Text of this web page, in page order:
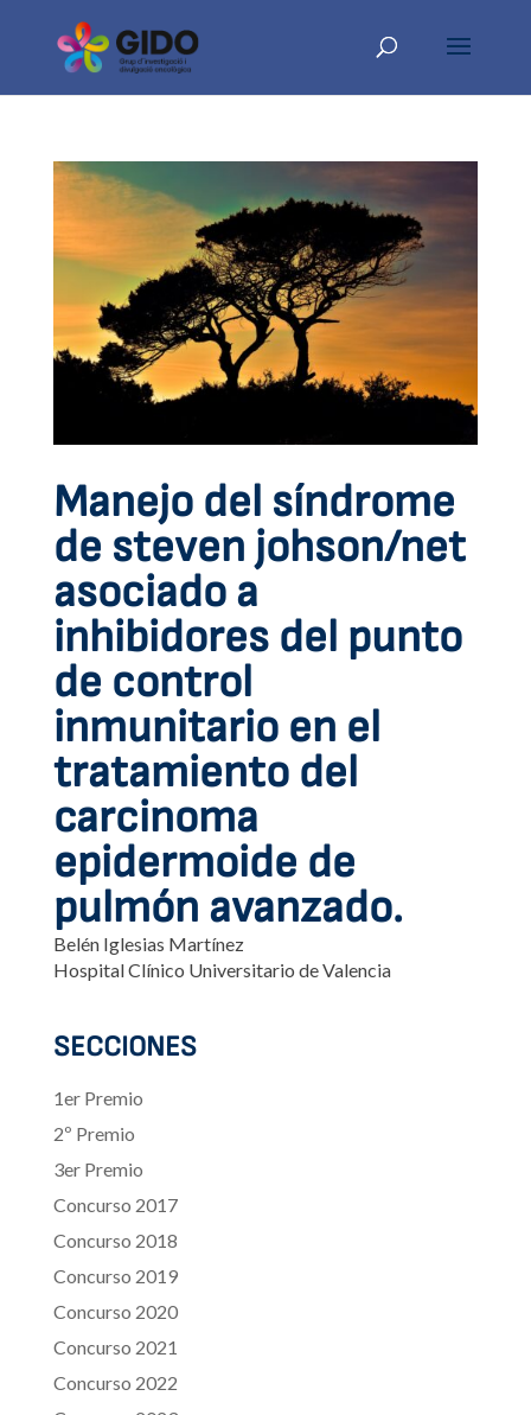
Manejo del síndrome
de steven johson/net
asociado a
inhibidores del punto
de control
inmunitario en el
tratamiento del
carcinoma
epidermoide de
pulmón avanzado.
Belén Iglesias Martínez
Hospital Clínico Universitario de Valencia
SECCIONES
1er Premio
2º Premio
3er Premio
Concurso 2017
Concurso 2018
Concurso 2019
Concurso 2020
Concurso 2021
Concurso 2022